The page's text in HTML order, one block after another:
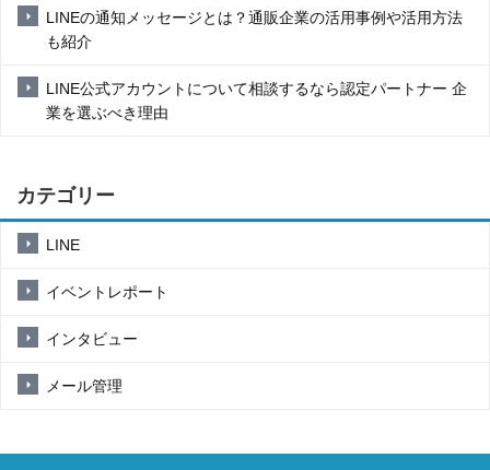
LINEの通知メッセージとは？通販企業の活用事例や活用方法
も紹介
LINE公式アカウントについて相談するなら認定パートナー 企
業を選ぶべき理由
カテゴリー
LINE
イベントレポート
インタビュー
メール管理